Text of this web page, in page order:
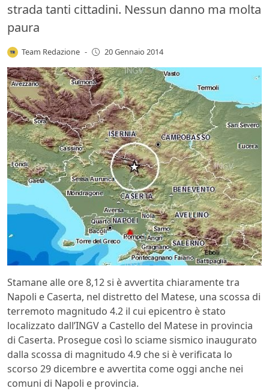
strada tanti cittadini. Nessun danno ma molta
paura
Team Redazione - 20 Gennaio 2014
Stamane alle ore 8,12 si è avvertita chiaramente tra
Napoli e Caserta, nel distretto del Matese, una scossa di
terremoto magnitudo 4.2 il cui epicentro è stato
localizzato dall’INGV a Castello del Matese in provincia
di Caserta. Prosegue così lo sciame sismico inaugurato
dalla scossa di magnitudo 4.9 che si è verificata lo
scorso 29 dicembre e avvertita come oggi anche nei
comuni di Napoli e provincia.